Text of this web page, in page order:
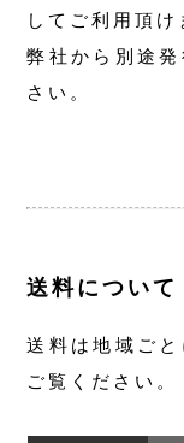
してご利用頂け
弊社から別途
さい。
送料について
送料は地域ご
ご覧ください。